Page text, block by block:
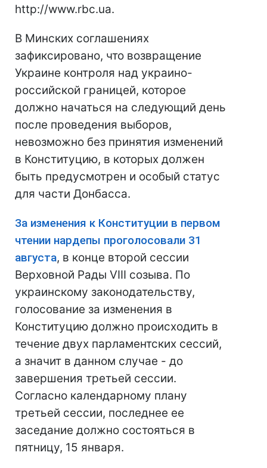
http://www.rbc.ua.
В Минских соглашениях
зафиксировано, что возвращение
Украине контроля над украино-
российской границей, которое
должно начаться на следующий день
после проведения выборов,
невозможно без принятия изменений
в Конституцию, в которых должен
быть предусмотрен и особый статус
для части Донбасса.
За изменения к Конституции в первом
чтении нардепы проголосовали 31
августа, в конце второй сессии
Верховной Рады VIII созыва. По
украинскому законодательству,
голосование за изменения в
Конституцию должно происходить в
течение двух парламентских сессий,
а значит в данном случае - до
завершения третьей сессии.
Согласно календарному плану
третьей сессии, последнее ее
заседание должно состояться в
пятницу, 15 января.